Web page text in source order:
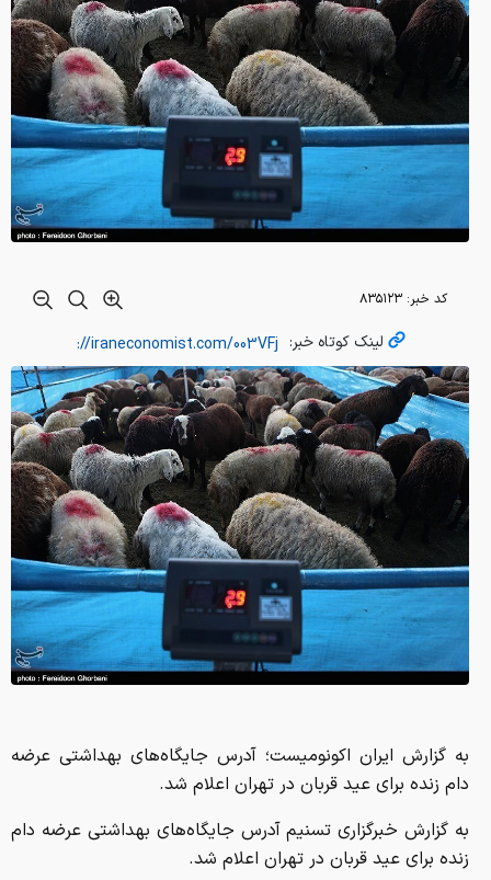
کد خبر: ۸۳۵۱۲۳
لینک کوتاه خبر:
به گزارش ایران اکونومیست؛ آدرس جایگاه‌های بهداشتی عرضه
دام زنده برای عید قربان در تهران اعلام شد.
به گزارش خبرگزاری تسنیم آدرس جایگاه‌های بهداشتی عرضه دام
زنده برای عید قربان در تهران اعلام شد.